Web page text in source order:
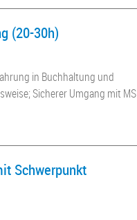
(20-30h)
in Buchhaltung und
Sicherer Umgang mit MS
Schwerpunkt